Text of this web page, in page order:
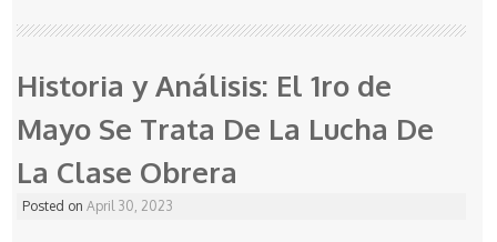
Historia y Análisis: El 1ro de
Mayo Se Trata De La Lucha De
La Clase Obrera
Posted onApril 30, 2023